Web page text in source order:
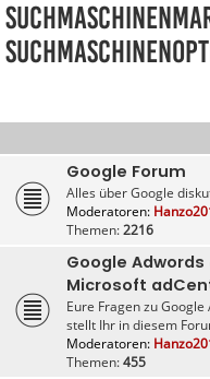
Google Forum
Alles über Google
Moderatoren:
Themen:2216
Google Adwords
Microsoft
Eure Fragen zu
stellt Ihr in diesem
Moderatoren:
Themen:455